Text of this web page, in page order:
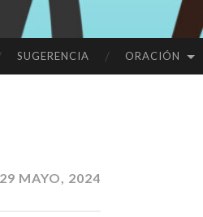
SUGERENCIA ORACIÓN
29 MAYO, 2024